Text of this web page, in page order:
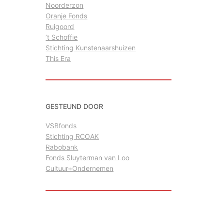
Noorderzon
Oranje Fonds
Ruigoord
’t Schoffie
Stichting Kunstenaarshuizen
This Era
GESTEUND DOOR
VSBfonds
Stichting RCOAK
Rabobank
Fonds Sluyterman van Loo
Cultuur+Ondernemen